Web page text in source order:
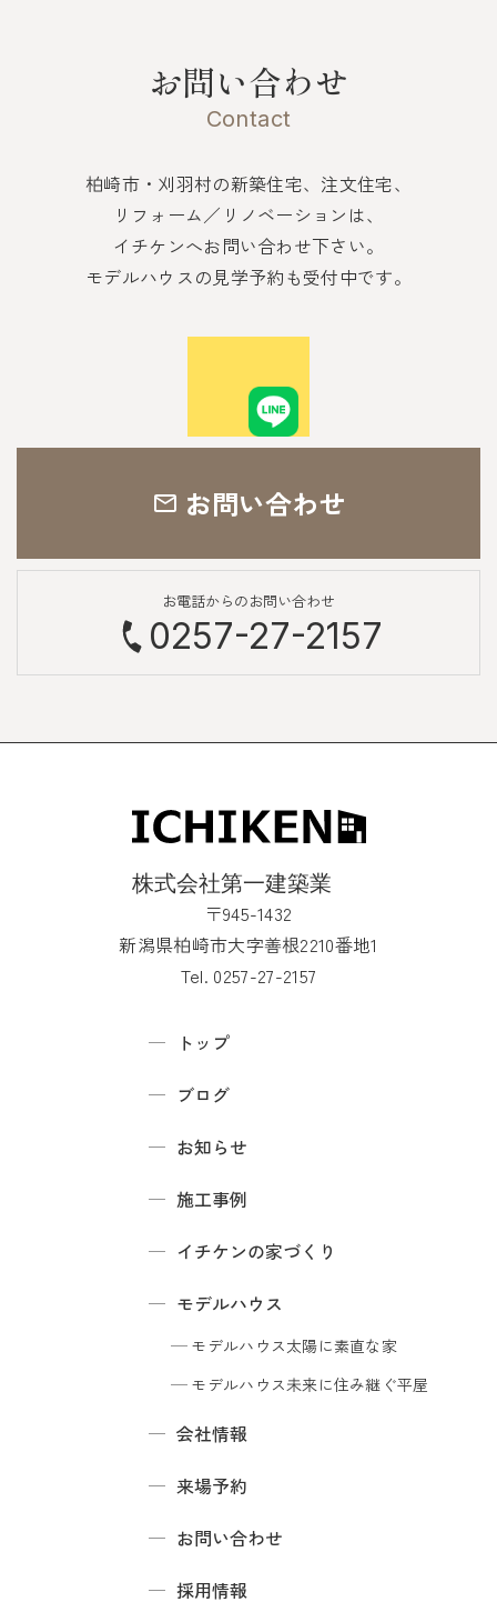
お問い合わせ
Contact
柏崎市・刈羽村の新築住宅、注文住宅、
リフォーム／リノベーションは、
イチケンへお問い合わせ下さい。
モデルハウスの見学予約も受付中です。
お問い合わせ
お電話からのお問い合わせ
0257-27-2157
〒945-1432
新潟県柏崎市大字善根2210番地1
Tel. 0257-27-2157
トップ
ブログ
お知らせ
施工事例
イチケンの家づくり
モデルハウス
モデルハウス太陽に素直な家
モデルハウス未来に住み継ぐ平屋
会社情報
来場予約
お問い合わせ
採用情報